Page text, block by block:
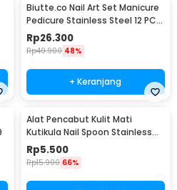
Biutte.co Nail Art Set Manicure
Pedicure Stainless Steel 12 PCS
- 012A
Rp26.300
Rp49.900 48%
+ Keranjang
Alat Pencabut Kulit Mati
Kutikula Nail Spoon Stainless
Steel
Rp5.500
Rp15.900 66%